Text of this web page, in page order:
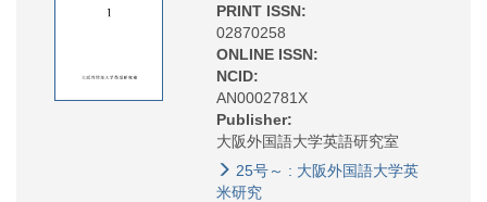
PRINT ISSN:
02870258
ONLINE ISSN:
NCID:
AN0002781X
Publisher:
大阪外国語大学英語研究室
25号～ : 大阪外国語大学英
米研究